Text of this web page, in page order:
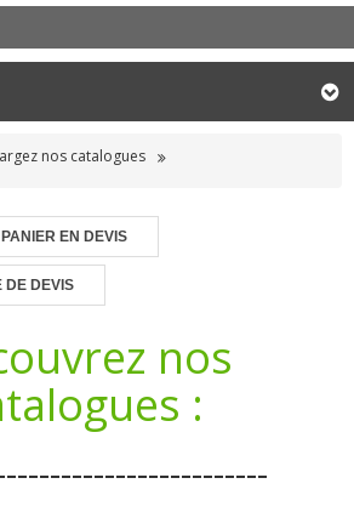
nos catalogues
EN DEVIS
DE DEVIS
nos
: